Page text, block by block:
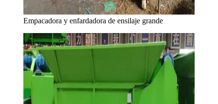
Empacadora y enfardadora de ensilaje grande